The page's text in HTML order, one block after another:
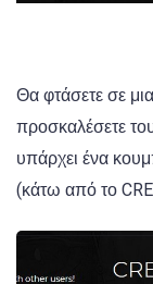
Θα φτάσετε σε
προσκαλέσετε
υπάρχει ένα
(κάτω από το